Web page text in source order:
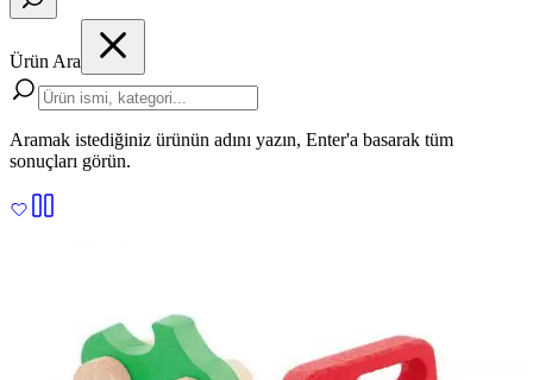
Ürün Ara
Aramak istediğiniz ürünün adını yazın, Enter'a basarak tüm
sonuçları görün.